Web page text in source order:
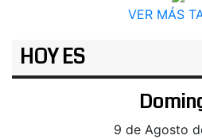
VER MÁS
HOY ES
9 de Agosto